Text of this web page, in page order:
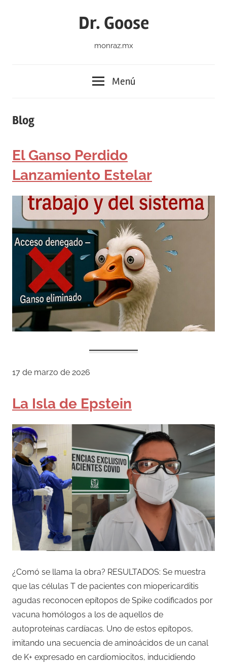
Dr. Goose
monraz.mx
Menú
Blog
El Ganso Perdido
Lanzamiento Estelar
17 de marzo de 2026
La Isla de Epstein
¿Comó se llama la obra? RESULTADOS: Se muestra
que las células T de pacientes con miopericarditis
agudas reconocen epítopos de Spike codificados por
vacuna homólogos a los de aquellos de
autoproteínas cardíacas. Uno de estos epítopos,
imitando una secuencia de aminoácidos de un canal
de K+ expresado en cardiomiocitos, inducidiendo